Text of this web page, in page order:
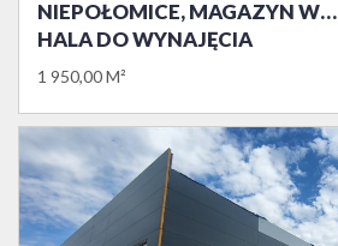
NIEPOŁOMICE, MAGAZYN W…
HALA DO WYNAJĘCIA
1 950,00 M²